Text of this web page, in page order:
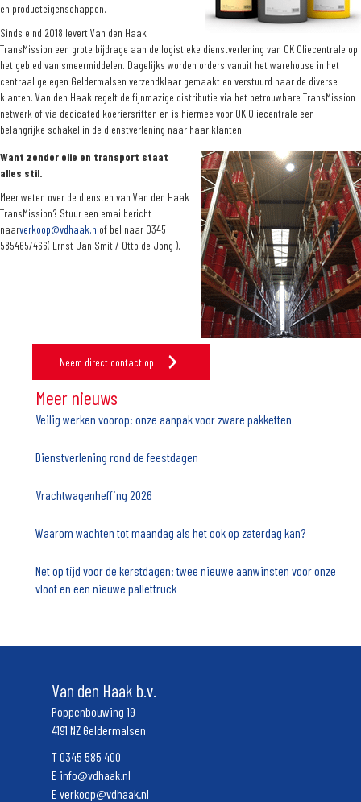
en producteigenschappen.
Sinds eind 2018 levert Van den Haak
TransMission een grote bijdrage aan de logistieke dienstverlening van OK Oliecentrale op
het gebied van smeermiddelen. Dagelijks worden orders vanuit het warehouse in het
centraal gelegen Geldermalsen verzendklaar gemaakt en verstuurd naar de diverse
klanten. Van den Haak regelt de fijnmazige distributie via het betrouwbare TransMission
netwerk of via dedicated koeriersritten en is hiermee voor OK Oliecentrale een
belangrijke schakel in de dienstverlening naar haar klanten.
Want zonder olie en transport staat
alles stil.
Meer weten over de diensten van Van den Haak
TransMission? Stuur een emailbericht
naarverkoop@vdhaak.nlof bel naar 0345
585465/466( Ernst Jan Smit / Otto de Jong ).
Neem direct contact op
Meer nieuws
Veilig werken voorop: onze aanpak voor zware pakketten
Dienstverlening rond de feestdagen
Vrachtwagenheffing 2026
Waarom wachten tot maandag als het ook op zaterdag kan?
Net op tijd voor de kerstdagen: twee nieuwe aanwinsten voor onze
vloot en een nieuwe pallettruck
Van den Haak b.v.
Poppenbouwing 19
4191 NZ Geldermalsen
T0345 585 400
E info@vdhaak.nl
E verkoop@vdhaak.nl